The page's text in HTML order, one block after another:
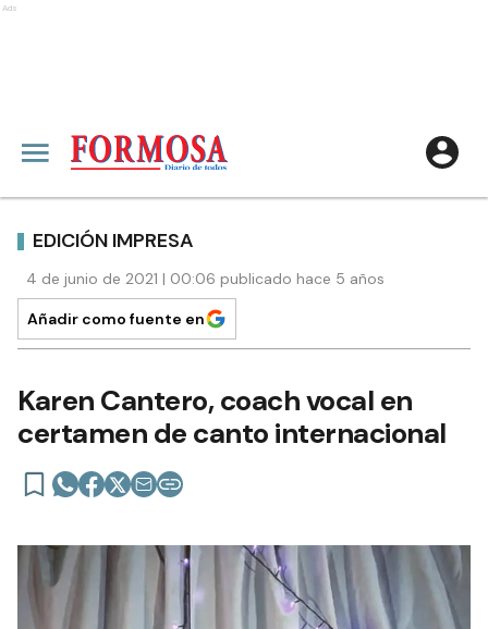
Ads
EDICIÓN IMPRESA
4 de junio de 2021 | 00:06 publicado hace 5 años
Añadir como fuente en
Karen Cantero, coach vocal en
certamen de canto internacional